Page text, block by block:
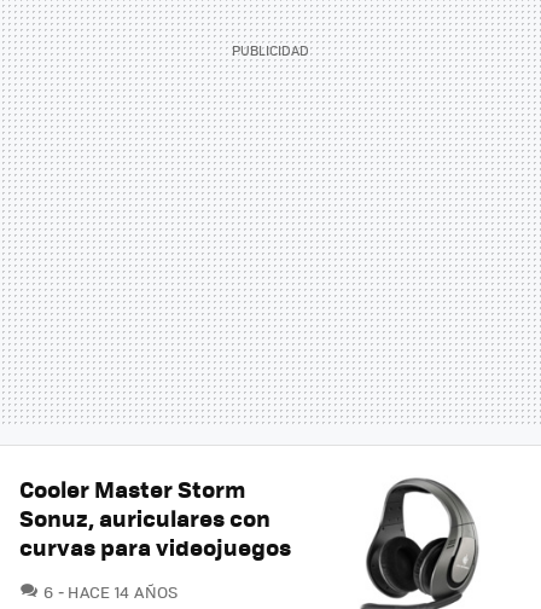
Cooler Master Storm
Sonuz, auriculares con
curvas para videojuegos
6 COMENTARIOS
HACE 14 AÑOS